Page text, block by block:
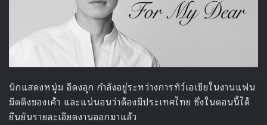
นักแสดงหนุ่ม อีดงอุก กำลังอยู่ระหว่างการทัว์เอเชียในงานแฟน
มีตติงของเค้า และแน่นอนว่าต้องมีประเทศไทย ซึ่งในตอนนี้ได้
ยืนยันรายละเอียดงานออกมาแล้ว